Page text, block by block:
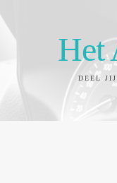
Het
DEEL